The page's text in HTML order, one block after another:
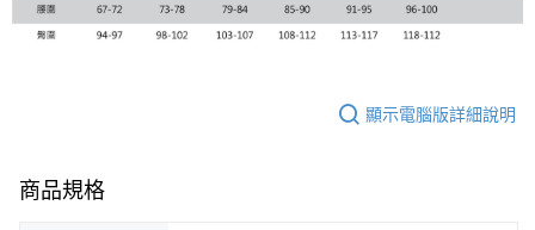
顯示電腦版詳細說明
商品規格